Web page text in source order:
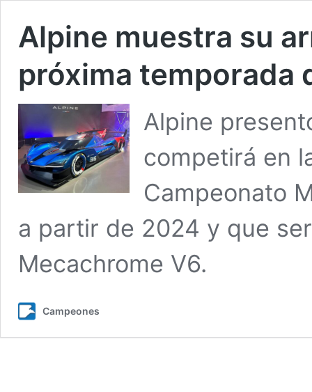
Alpine muestra su
próxima temporada
Alpine
competirá en
Campeonato
a partir de 2024 y que
Mecachrome V6.
Campeones